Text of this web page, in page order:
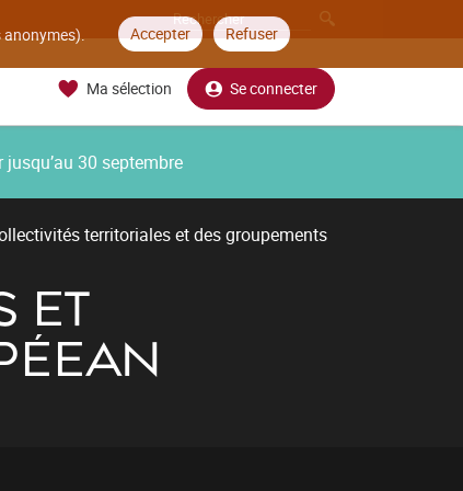
anonymes). Accepter Refuser
Ma sélection Se connecter
30 septembre
territoriales et des groupements
ET